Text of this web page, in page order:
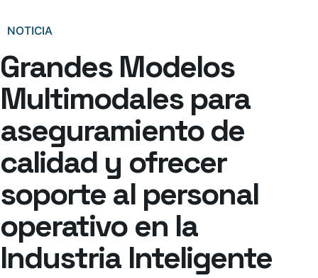
NOTICIA
Grandes Modelos
Multimodales para
aseguramiento de
calidad y ofrecer
soporte al personal
operativo en la
Industria Inteligente